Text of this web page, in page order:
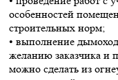
особенностей
строительных норм;
• выполнение
желанию заказчика и
можно сделать из